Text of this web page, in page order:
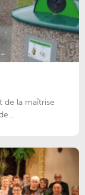
de la maîtrise